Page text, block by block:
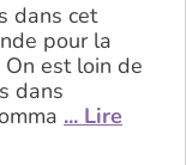
dans cet
pour la
est loin de
dans
... Lire